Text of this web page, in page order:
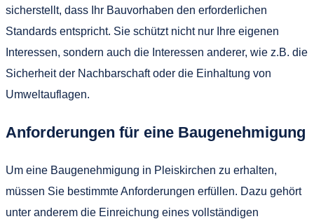
sicherstellt, dass Ihr Bauvorhaben den erforderlichen
Standards entspricht. Sie schützt nicht nur Ihre eigenen
Interessen, sondern auch die Interessen anderer, wie z.B. die
Sicherheit der Nachbarschaft oder die Einhaltung von
Umweltauflagen.
Anforderungen für eine Baugenehmigung
Um eine Baugenehmigung in Pleiskirchen zu erhalten,
müssen Sie bestimmte Anforderungen erfüllen. Dazu gehört
unter anderem die Einreichung eines vollständigen